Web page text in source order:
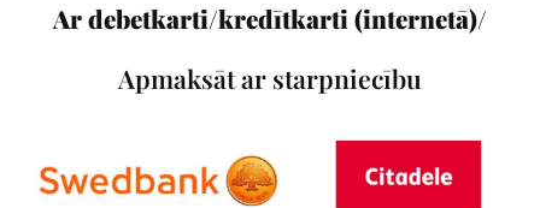
Ar debetkarti/kredītkarti (internetā)/
Apmaksāt ar starpniecību